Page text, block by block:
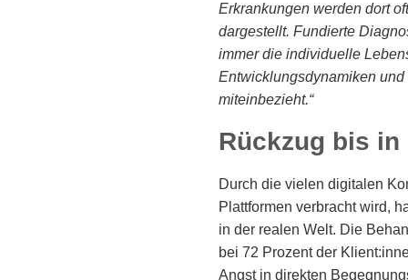
Erkrankungen werden dort
dargestellt. Fundierte
immer die individuelle
Entwicklungsdynamiken
miteinbezieht.“
Rückzug bis in
Durch die vielen digitalen
Plattformen verbracht wird,
in der realen Welt. Die
bei 72 Prozent der
Angst in direkten